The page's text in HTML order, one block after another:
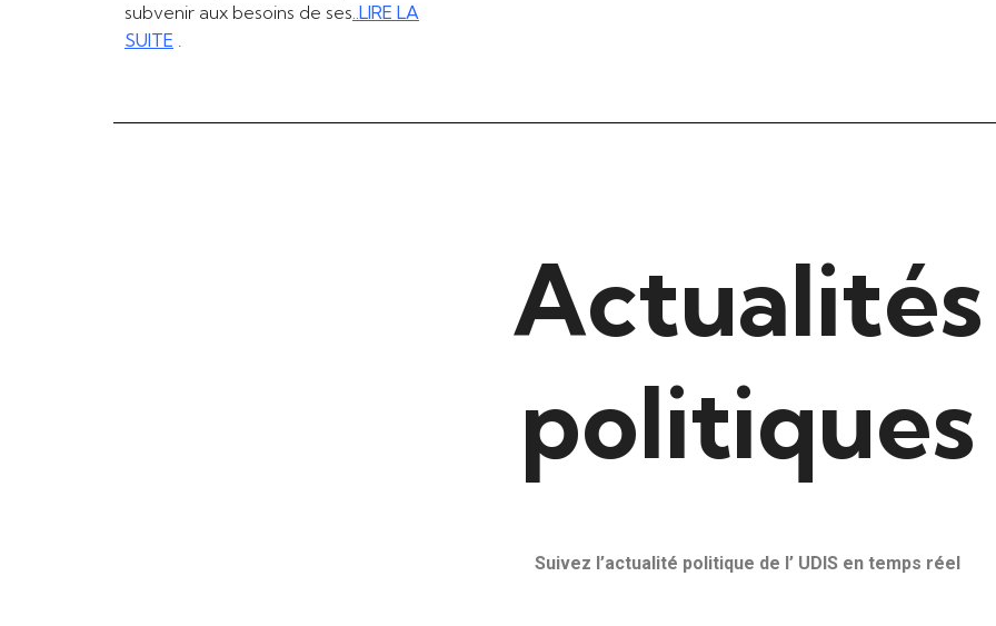
subvenir aux besoins de ses..LIRE LA
SUITE .
Actualités
politiques
Suivez l’actualité politique de l’ UDIS en temps réel